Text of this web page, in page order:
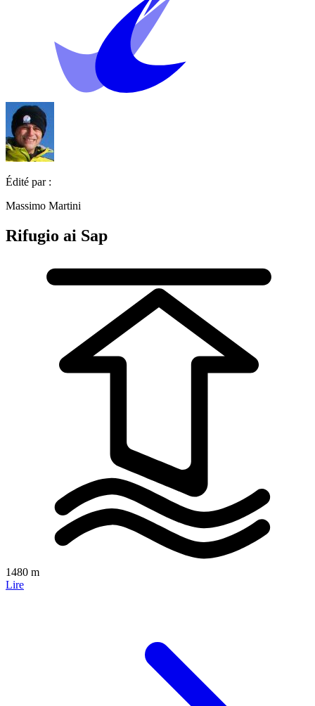
Édité par :
Massimo Martini
Rifugio ai Sap
1480 m
Lire